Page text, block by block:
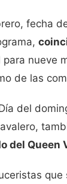
fecha
nueve
de las
del
del Queen
que